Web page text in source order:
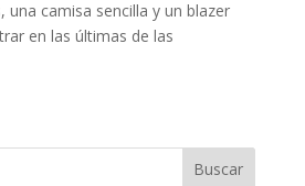
una camisa sencilla y un blazer
en las últimas de las